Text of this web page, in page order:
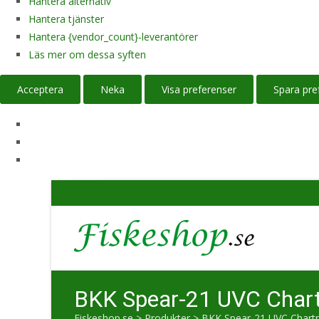
Hantera tjänster
Hantera {vendor_count}-leverantörer
Läs mer om dessa syften
Acceptera Neka Visa preferenser Spara
BKK Spear-21 UVC